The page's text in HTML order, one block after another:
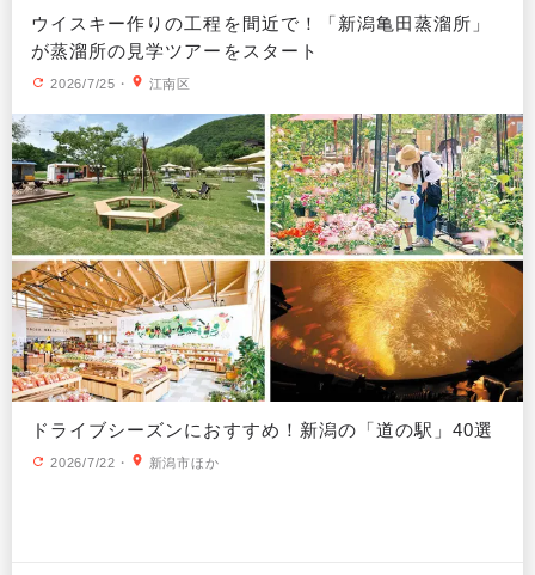
ウイスキー作りの工程を間近で！「新潟亀田蒸溜所」
が蒸溜所の見学ツアーをスタート
2026/7/25 ・ 江南区
ドライブシーズンにおすすめ！新潟の「道の駅」40選
2026/7/22 ・ 新潟市ほか